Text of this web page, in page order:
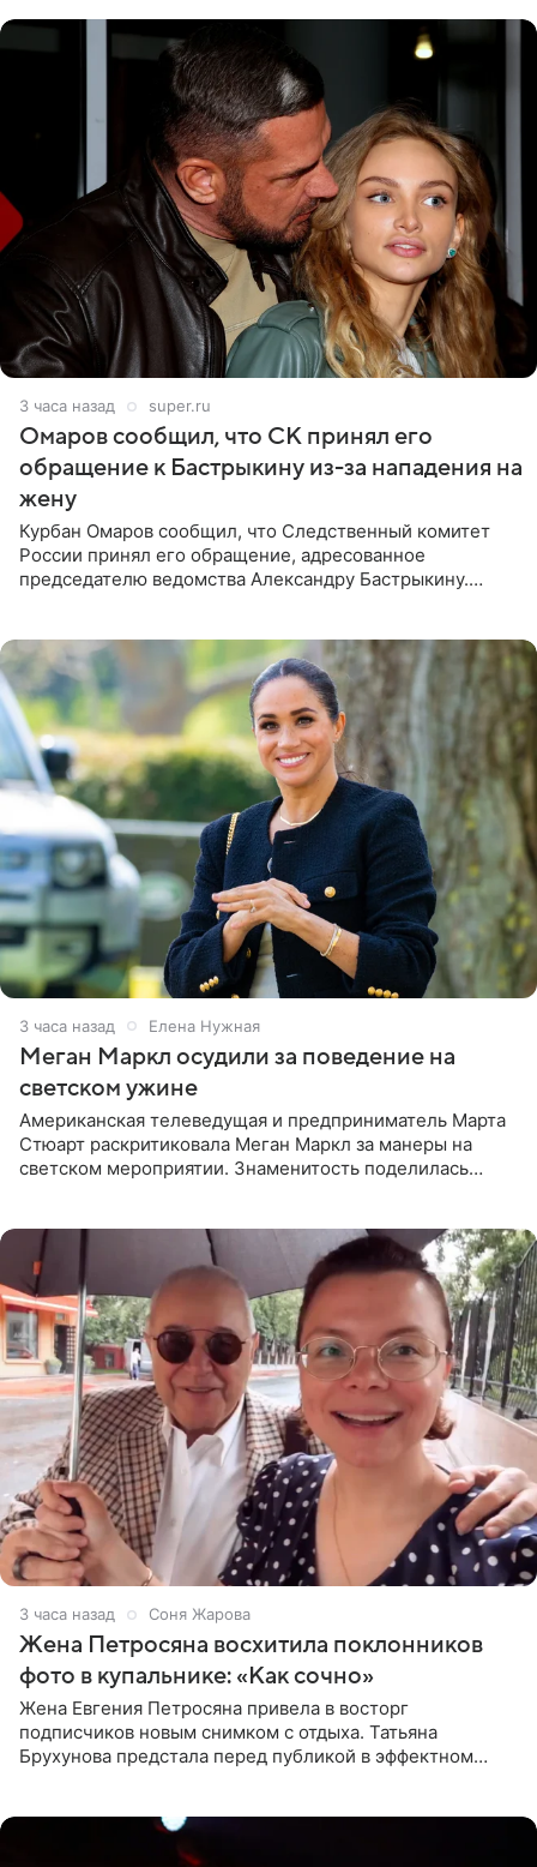
3 часа назад super.ru
Омаров сообщил, что СК принял его
обращение к Бастрыкину из-за нападения на
жену
Курбан Омаров сообщил, что Следственный комитет
России принял его обращение, адресованное
председателю ведомства Александру Бастрыкину.
3 часа назад Елена Нужная
Меган Маркл осудили за поведение на
светском ужине
Американская телеведущая и предприниматель Марта
Стюарт раскритиковала Меган Маркл за манеры на
светском мероприятии. Знаменитость поделилась
3 часа назад Соня Жарова
Жена Петросяна восхитила поклонников
фото в купальнике: «Как сочно»
Жена Евгения Петросяна привела в восторг
подписчиков новым снимком с отдыха. Татьяна
Брухунова предстала перед публикой в эффектном